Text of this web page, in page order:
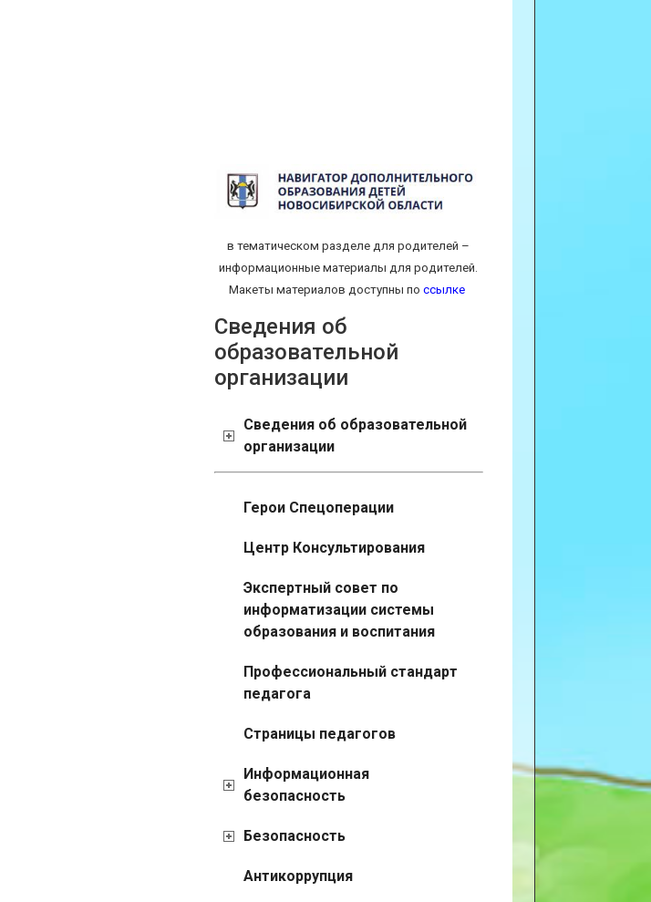
в тематическом разделе для родителей –
информационные материалы для родителей.
Макеты материалов доступны по ссылке
Сведения об
образовательной
организации
Сведения об образовательной
организации
Герои Спецоперации
Центр Консультирования
Экспертный совет по
информатизации системы
образования и воспитания
Профессиональный стандарт
педагога
Страницы педагогов
Информационная
безопасность
Безопасность
Антикоррупция